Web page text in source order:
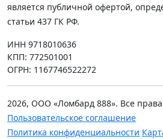
является публичной офертой,
статьи 437 ГК РФ.
ИНН 9718010636
КПП: 772501001
ОГРН: 1167746522272
2026, ООО «Ломбард 888». Все
Пользовательское соглашение
Политика конфиденциальности